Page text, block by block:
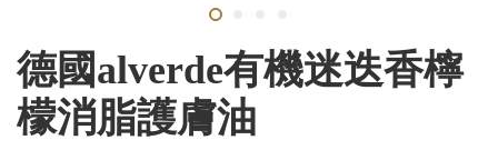
德國alverde有機迷迭香檸
檬消脂護膚油